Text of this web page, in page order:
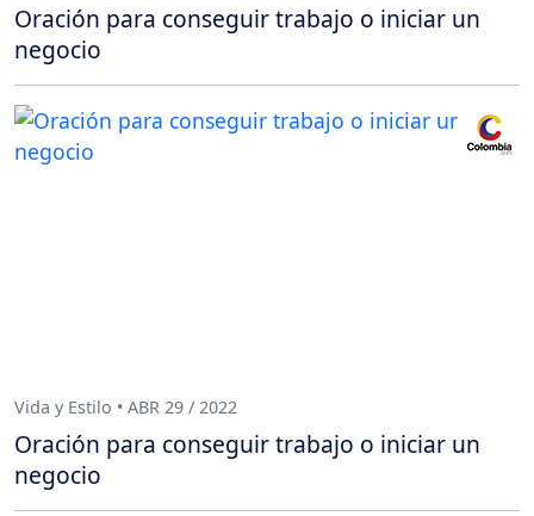
Oración para conseguir trabajo o iniciar un
negocio
Vida y Estilo • ABR 29 / 2022
Oración para conseguir trabajo o iniciar un
negocio